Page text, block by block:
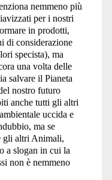
nemmeno più
per i nostri
in prodotti,
di considerazione
specista), ma
una volta delle
salvare il Pianeta
nostro futuro
anche tutti gli altri
uccida e
ma se
gli altri Animali,
a slogan in cui la
non è nemmeno